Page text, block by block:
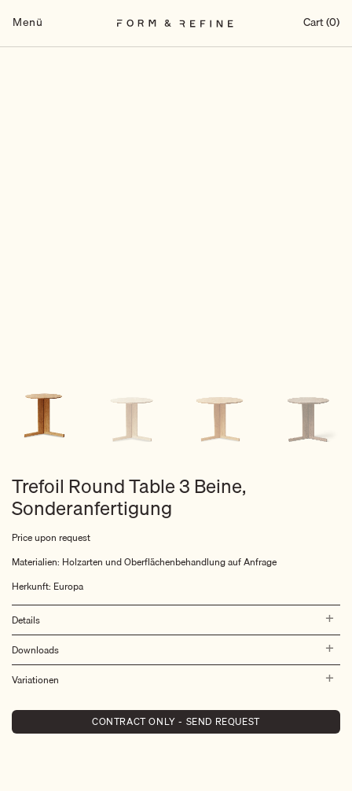
InhaltMenü Cart (0)
Trefoil Round Table 3 Beine,
Sonderanfertigung
Price upon request
Materialien: Holzarten und Oberflächenbehandlung auf Anfrage
Herkunft: Europa
Details
Downloads
Variationen
CONTRACT ONLY - SEND REQUEST